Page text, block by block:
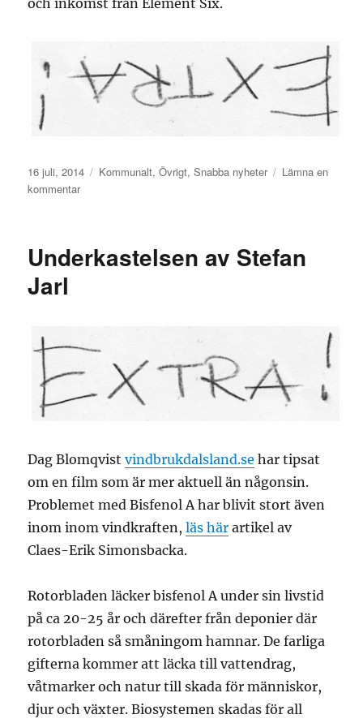
Publicerat
den
16 juli, 2014 Kategorier
Kommunalt,Övrigt,Snabba nyheter
Lämna en
kommentartill
Robertsfors
Underkastelsen av Stefan
Jarl
Dag Blomqvistvindbrukdalsland.se har tipsat
om en film som är mer aktuell än någonsin.
Problemet med Bisfenol A har blivit stort även
inom inom vindkraften,läs här artikel av
Claes-Erik Simonsbacka.
Rotorbladen läcker bisfenol A under sin livstid
på ca 20-25 år och därefter från deponier där
rotorbladen så småningom hamnar. De farliga
gifterna kommer att läcka till vattendrag,
våtmarker och natur till skada för människor,
djur och växter. Biosystemen skadas för all